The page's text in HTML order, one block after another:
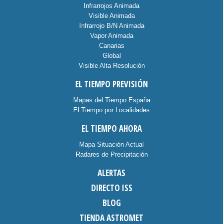
Infrarrojos Animada
Visible Animada
Infrarrojo B/N Animada
Vapor Animada
Canarias
Global
Visible Alta Resolución
EL TIEMPO PREVISIÓN
Mapas del Tiempo España
El Tiempo por Localidades
EL TIEMPO AHORA
Mapa Situación Actual
Radares de Precipitación
ALERTAS
DIRECTO ISS
BLOG
TIENDA ASTROMET